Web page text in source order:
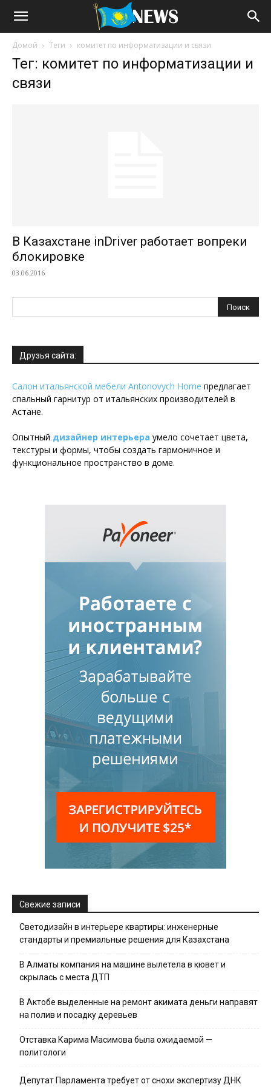
Домой Теги комитет по информатизации и связи
Тег: комитет по информатизации и
связи
В Казахстане inDriver работает вопреки
блокировке
03.06.2016
Друзья сайта:
Салон итальянской мебели Antonovych Home предлагает
спальный гарнитур от итальянских производителей в
Астане.
Опытный дизайнер интерьера умело сочетает цвета,
текстуры и формы, чтобы создать гармоничное и
функциональное пространство в доме.
Свежие записи
Светодизайн в интерьере квартиры: инженерные
стандарты и премиальные решения для Казахстана
В Алматы компания на машине вылетела в кювет и
скрылась с места ДТП
В Актобе выделенные на ремонт акимата деньги направят
на полив и посадку деревьев
Отставка Карима Масимова была ожидаемой —
политологи
Депутат Парламента требует от снохи экспертизу ДНК